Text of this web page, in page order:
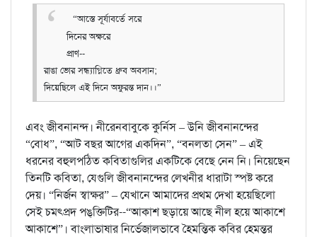
“আস্তে সূর্যাবর্তে সরে
দিনের অক্ষরে
প্রাণ--
রাঙা ভোর সন্ধ্যাগ্নিতে ধ্রুব অবসান;
দিয়েছিলে এই দিনে অফুরন্ত দান।।”
এবং জীবনানন্দ। নীরেনবাবুকে কুর্নিস – উনি জীবনানন্দের
“বোধ”, “আট বছর আগের একদিন”, “বনলতা সেন” – এই
ধরনের বহুলপঠিত কবিতাগুলির একটিকে বেছে নেন নি। নিয়েছেন
তিনটি কবিতা, যেগুলি জীবনানন্দের লেখনীর ধারাটা স্পষ্ট করে
দেয়। “নির্জন স্বাক্ষর” – যেখানে আমাদের প্রথম দেখা হয়েছিলো
সেই চমৎপ্রদ পঙ্‌ক্তিটির--“আকাশ ছড়ায়ে আছে নীল হয়ে আকাশে
আকাশে”। বাংলাভাষার নির্ভেজালভাবে হৈমন্তিক কবির হেমন্তর